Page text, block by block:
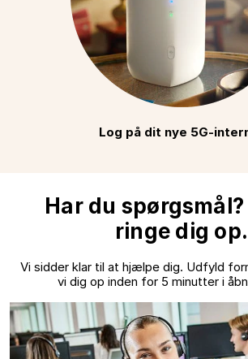
Log på dit nye 5G-
Har du spørgsmål?
ringe dig op.
Vi sidder klar til at hjælpe dig. Udfyld
vi dig op inden for 5 minutter i